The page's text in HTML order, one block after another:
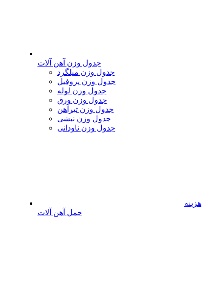
جدول وزن آهن آلات
جدول وزن میلگرد
جدول وزن پروفیل
جدول وزن لوله
جدول وزن ورق
جدول وزن تیرآهن
جدول وزن نبشی
جدول وزن ناودانی
هزینه
حمل آهن آلات